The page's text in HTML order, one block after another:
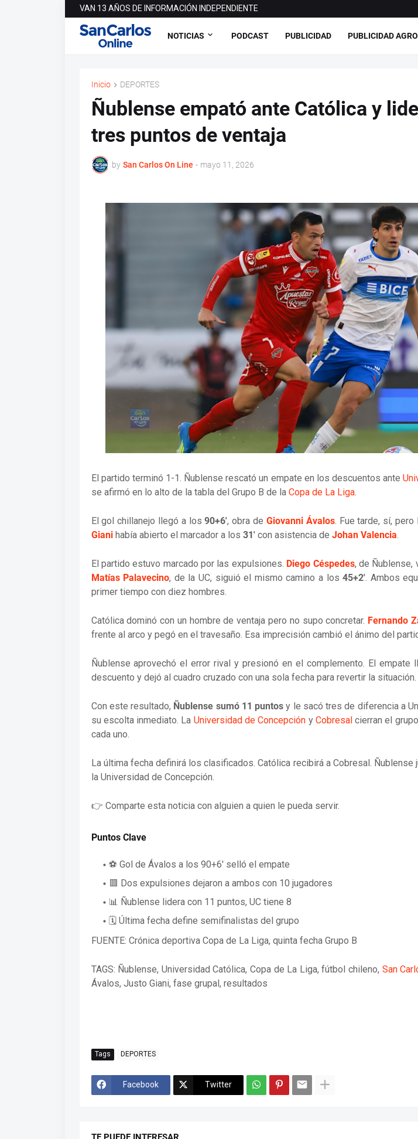
VAN 13 AÑOS DE INFORMACIÓN INDEPENDIENTE
NOTICIAS PODCAST PUBLICIDAD PUBLICIDAD AGRO
Inicio DEPORTES
Ñublense empató ante Católica y
tres puntos de ventaja
by San Carlos On Line - mayo 11, 2026
El partido terminó 1-1. Ñublense rescató un empate en los descuentos ante
se afirmó en lo alto de la tabla del Grupo B de la Copa de La Liga.
El gol chillanejo llegó a los90+6', obra de Giovanni Ávalos. Fue tarde, sí, pero
Gianihabía abierto el marcador a los 31'con asistencia de Johan Valencia.
El partido estuvo marcado por las expulsiones. Diego Céspedes, de Ñublense,
Matías Palavecino, de la UC, siguió el mismo camino a los45+2'. Ambos
primer tiempo con diez hombres.
Católica dominó con un hombre de ventaja pero no supo concretar. Fernando
frente al arco y pegó en el travesaño. Esa imprecisión cambió el ánimo del
Ñublense aprovechó el error rival y presionó en el complemento. El empate
descuento y dejó al cuadro cruzado con una sola fecha para revertir la situación.
Con este resultado, Ñublense sumó 11 puntos y le sacó tres de diferencia a
su escolta inmediato. La Universidad de Concepción y Cobresalcierran el
cada uno.
La última fecha definirá los clasificados. Católica recibirá a Cobresal. Ñublense
la Universidad de Concepción.
👉 Comparte esta noticia con alguien a quien le pueda servir.
Puntos Clave
⚽ Gol de Ávalos a los 90+6' selló el empate
🟥 Dos expulsiones dejaron a ambos con 10 jugadores
📊 Ñublense lidera con 11 puntos, UC tiene 8
🗓️ Última fecha define semifinalistas del grupo
FUENTE: Crónica deportiva Copa de La Liga, quinta fecha Grupo B
TAGS: Ñublense, Universidad Católica, Copa de La Liga, fútbol chileno, San
Ávalos, Justo Giani, fase grupal, resultados
Tags DEPORTES
Facebook Twitter